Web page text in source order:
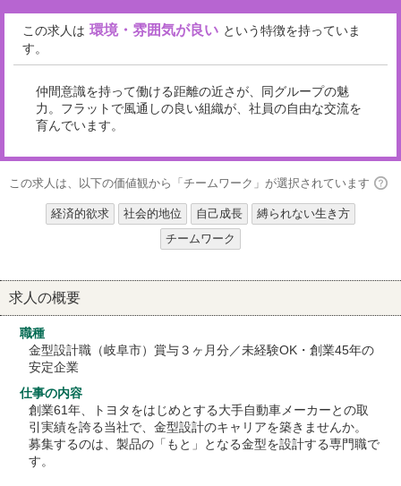
この求人は 環境・雰囲気が良い という特徴を持っていま
す。
仲間意識を持って働ける距離の近さが、同グループの魅
力。フラットで風通しの良い組織が、社員の自由な交流を
育んでいます。
この求人は、以下の価値観から「チームワーク」が選択されています
経済的欲求 社会的地位 自己成長
縛られない生き方
チームワーク
求人の概要
職種
金型設計職（岐阜市）賞与３ヶ月分／未経験OK・創業45年の
安定企業
仕事の内容
創業61年、トヨタをはじめとする大手自動車メーカーとの取
引実績を誇る当社で、金型設計のキャリアを築きませんか。
募集するのは、製品の「もと」となる金型を設計する専門職で
す。